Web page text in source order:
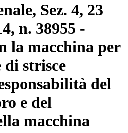
Sez. 4, 23
n. 38955 -
la macchina per
strisce
del
e del
macchina